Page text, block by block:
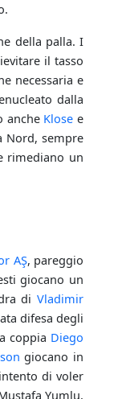
della palla. I
il tasso
necessaria e
dalla
anche Klose e
Nord, sempre
rimediano un
AŞ, pareggio
giocano un
di Vladimir
difesa degli
coppia Diego
giocano in
di voler
Yumlu,